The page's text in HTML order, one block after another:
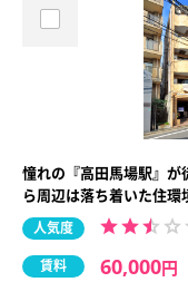
憧れの『高田馬場駅』が
ら周辺は落ち着いた住
人気度
賃料 60,000円